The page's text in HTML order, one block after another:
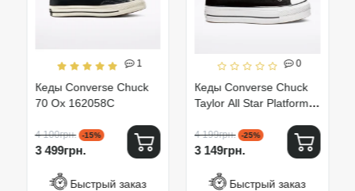
1
Кеды Converse Chuck
70 Ox 162058C
4 100грн. -15%
3 499грн.
Быстрый заказ
0
Кеды Converse Chuck
Taylor All Star Platform
4 199грн. -25%
3 149грн.
Быстрый заказ